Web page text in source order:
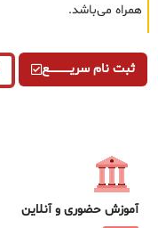
همراه می‌باشد.
ثبت نام سریــــــــــــع
آموزش حضوری و آنلاین